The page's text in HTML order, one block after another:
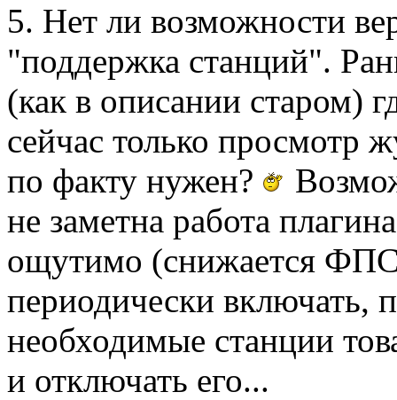
5. Нет ли возможности
"поддержка станций".
(как в описании старом)
сейчас только просмотр
по факту нужен?
не заметна работа
ощутимо (снижается
периодически включать,
необходимые станции
и отключать его...